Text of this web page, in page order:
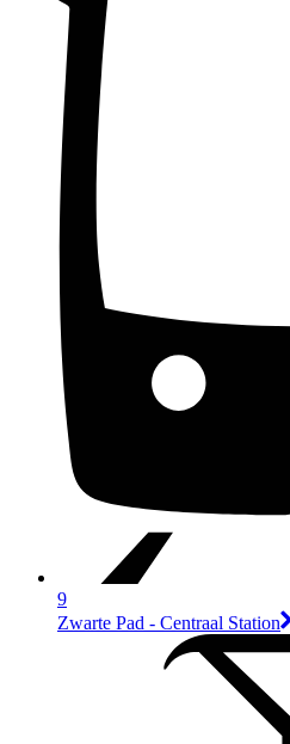
9
Zwarte Pad - Centraal Station